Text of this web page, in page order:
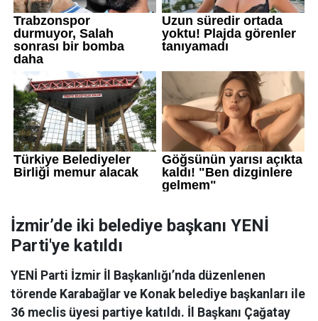
İzmir’de iki belediye başkanı YENİ
Parti'ye katıldı
YENİ Parti İzmir İl Başkanlığı’nda düzenlenen
törende Karabağlar ve Konak belediye başkanları ile
36 meclis üyesi partiye katıldı. İl Başkanı Çağatay